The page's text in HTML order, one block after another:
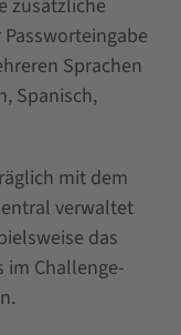
zusätzliche
Sprachen
Spanisch,
mit dem
verwaltet
das
im Challenge-